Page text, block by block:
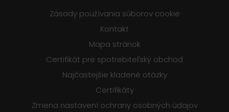
Zásady používania súborov cookie
Kontakt
Mapa stránok
Certifikát pre spotrebiteľský obchod
Najčastejšie kladené otázky
Certifikáty
Zmena nastavení ochrany osobných údajov